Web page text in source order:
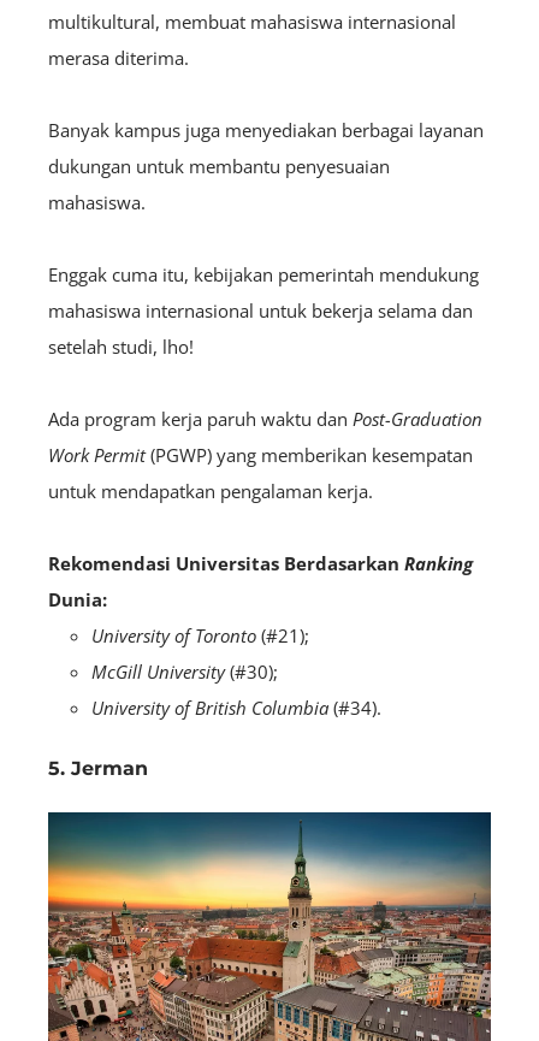
multikultural, membuat mahasiswa internasional
merasa diterima.
Banyak kampus juga menyediakan berbagai layanan
dukungan untuk membantu penyesuaian
mahasiswa.
Enggak cuma itu, kebijakan pemerintah mendukung
mahasiswa internasional untuk bekerja selama dan
setelah studi, lho!
Ada program kerja paruh waktu dan Post-Graduation
Work Permit(PGWP) yang memberikan kesempatan
untuk mendapatkan pengalaman kerja.
Rekomendasi Universitas Berdasarkan Ranking
Dunia:
University of Toronto (#21);
McGill University(#30);
University of British Columbia (#34).
5. Jerman